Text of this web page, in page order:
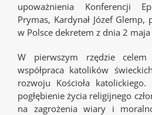
upoważnienia Konferencji
Prymas, Kardynał Józef Glemp,
w Polsce dekretem z dnia 2
W pierwszym rzędzie
współpraca katolików
rozwoju Kościoła
pogłębienie życia religijnego
na zagrożenia wiary i